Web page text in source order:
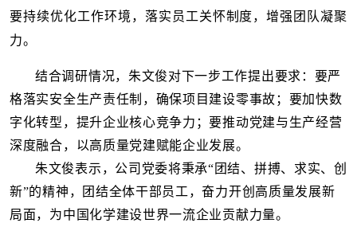
要持续优化工作环境，落实员工关怀制度，增强团队凝聚
力。
结合调研情况，朱文俊对下一步工作提出要求： 要严
格落实安全生产责任制，确保项目建设零事故；要加快数
字化转型，提升企业核心竞争力；要推动党建与生产经营
深度融合，以高质量党建赋能企业发展。
朱文俊表示，公司党委将秉承“团结、拼搏、求实、创
新”的精神，团结全体干部员工，奋力开创高质量发展新
局面，为中国化学建设世界一流企业贡献力量。